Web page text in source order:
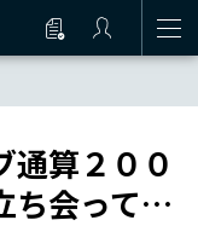
通算２００
ち会って…